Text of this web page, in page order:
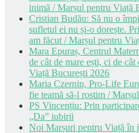
inimă / Marșul pentru Viață
Cristian Budău: Să nu o
sufletul ei nu și-o dorește.
am făcut / Marșul pentru
Mara Epuraș, Centrul
de cât de mare ești, ci de
Viață București 2026
Maria Czernin, Pro-Life
fie teamă să-l rostim /
PS Vincențiu: Prin
„Da” iubirii
Noi Marșuri pentru Viață în